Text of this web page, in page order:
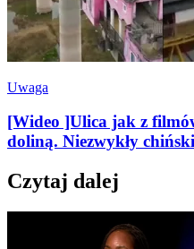
Uwaga
[Wideo ]Ulica jak z
doliną. Niezwykły
Czytaj dalej